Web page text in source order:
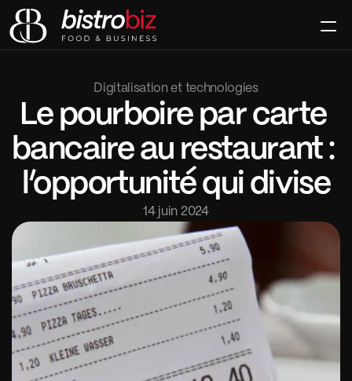
Contact
Rejoindre
Digitalisation et technologies
Le pourboire par carte
bancaire au restaurant :
l’opportunité qui divise
14 juin 2024